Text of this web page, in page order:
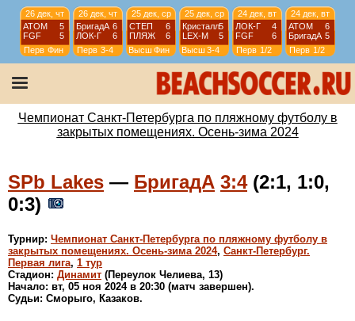
26 дек, чт
АТОМ
5
FGF
5
Перв Фин
26 дек, чт
БригадА 6
ЛОК-Г
6
Перв 3-4
25 дек, ср
СТЕП
6
ПЛЯЖ
6
Высш Фин
25 дек, ср
Кристалл5
LEX-М
5
Высш 3-4
24 дек, вт
ЛОК-Г
4
FGF
6
Перв 1/2
24 дек, вт
АТОМ
6
БригадА 5
Перв 1/2
23 дек, пн
2
БригадА 5
20 дек, пт
WKRIS
2
СПбW
1
20 дек, пт
WЛОКО
4
ЗВМ
5
Чемпионат Санкт-Петербурга по пляжному футболу в
закрытых помещениях. Осень-зима 2024
SPb Lakes — БригадА 3:4(2:1, 1:0,
0:3)
Турнир: Чемпионат Санкт-Петербурга по пляжному футболу в
закрытых помещениях. Осень-зима 2024, Санкт-Петербург.
Первая лига, 1 тур
Стадион: Динамит (Переулок Челиева, 13)
Начало: вт, 05 ноя 2024 в 20:30 (матч завершен).
Судьи: Сморыго, Казаков.